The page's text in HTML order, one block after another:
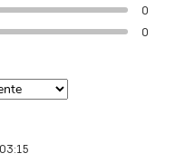
0
0